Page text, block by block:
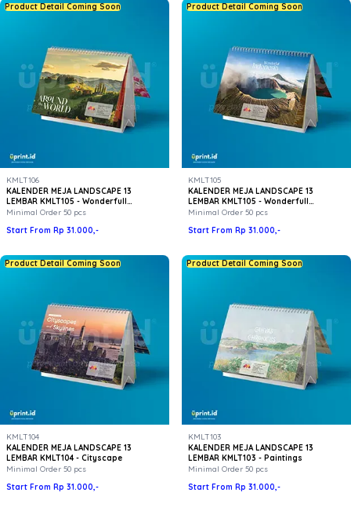
Product Detail Coming Soon
KMLT106
KALENDER MEJA LANDSCAPE 13
LEMBAR KMLT105 - Wonderfull
Indonesia
Minimal Order 50 pcs
Start From Rp 31.000,-
Product Detail Coming Soon
KMLT105
KALENDER MEJA LANDSCAPE 13
LEMBAR KMLT105 - Wonderfull
Indonesia
Minimal Order 50 pcs
Start From Rp 31.000,-
Product Detail Coming Soon
KMLT104
KALENDER MEJA LANDSCAPE 13
LEMBAR KMLT104 - Cityscape
Minimal Order 50 pcs
Start From Rp 31.000,-
Product Detail Coming Soon
KMLT103
KALENDER MEJA LANDSCAPE 13
LEMBAR KMLT103 - Paintings
Minimal Order 50 pcs
Start From Rp 31.000,-